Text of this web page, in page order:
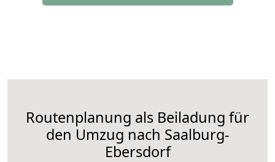
Routenplanung als Beiladung für
den Umzug nach Saalburg-
Ebersdorf